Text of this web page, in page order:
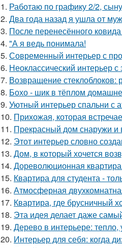
1. Работаю по графику 2/2,
2. Два года назад я ушла от
3. После перенесённого
4. "А я ведь понимала!
5. Современный интерьер с
6. Неоклассический интерьер
7. Возвращение стеклоблоков:
8. Бохо - шик в тёплом
9. Уютный интерьер спальни с
10. Прихожая, которая
11. Прекрасный дом снаружи и
12. Этот интерьер словно
13. Дом, в который хочется
14. Дореволюционная
15. Квартира для студента -
16. Атмосферная
17. Квартира, где брусничный
18. Эта идея делает даже
19. Дерево в интерьере:
20. Интерьер для себя: когда